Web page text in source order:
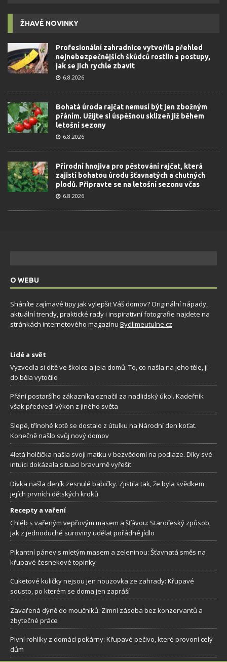
ŽHAVÉ NOVINKY
Profesionální zahradnice vytvořila přehled
nejnebezpečnějších škůdců rostlin a postupy,
jak se jich rychle zbavit
6.8.2026
Bohatá úroda rajčat nemusí být jen zbožným
přáním. Užijte si úspěšnou sklizeň již během
letošní sezony
6.8.2026
Přírodní hnojiva pro pěstování rajčat, která
zajistí bohatou úrodu šťavnatých a chutných
plodů. Připravte se na letošní sezonu včas
6.8.2026
O WEBU
Sháníte zajímavé tipy jak vylepšit Váš domov? Originální nápady,
aktuální trendy, praktické rady i inspirativní fotografie najdete na
stránkách internetového magazínu Bydlimeutulne.cz.
Lidé a svět
Vyzvedla si dítě ve školce a jela domů. To, co našla na jeho těle, ji
do běla vytočilo
Přání postaršího zákazníka označil za nadlidský úkol. Kadeřník
však předvedl výkon z jiného světa
Slepé, třínohé kotě se dostalo z útulku na Národní den koťat.
Konečně našlo svůj nový domov
4letá holčička našla svoji matku v bezvědomí na podlaze. Díky své
intuici dokázala situaci bravurně vyřešit
Dívka našla deník zesnulé babičky. Zjistila tak, že byla svědkem
jejích prvních dětských kroků
Recepty a vaření
Chléb s vařeným vepřovým masem a šťávou: Staročeský způsob,
jak z jednoduché suroviny udělat pořádné jídlo
Pikantní pánev s mletým masem a zeleninou: Šťavnatá směs na
křupavé česnekové topinky
Cuketové kuličky nejsou jen nouzovka ze zahrady: Křupavé
sousto, po kterém se doma jen zapráší
Zavařená dýně do moučníků: Zimní zásoba bez konzervantů a
zbytečné práce
Pivní rohlíky z domácí pekárny: Křupavé pečivo, které provoní celý
dům